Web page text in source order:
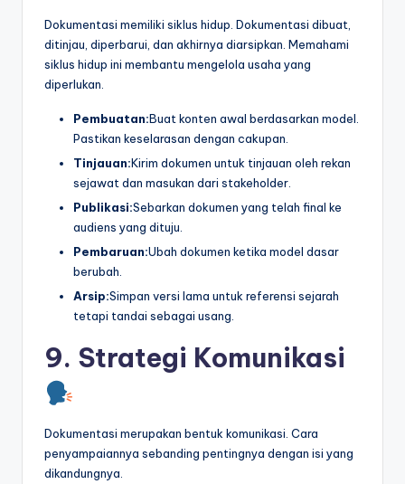
Dokumentasi memiliki siklus hidup. Dokumentasi dibuat,
ditinjau, diperbarui, dan akhirnya diarsipkan. Memahami
siklus hidup ini membantu mengelola usaha yang
diperlukan.
Pembuatan:Buat konten awal berdasarkan model.
Pastikan keselarasan dengan cakupan.
Tinjauan:Kirim dokumen untuk tinjauan oleh rekan
sejawat dan masukan dari stakeholder.
Publikasi:Sebarkan dokumen yang telah final ke
audiens yang dituju.
Pembaruan:Ubah dokumen ketika model dasar
berubah.
Arsip:Simpan versi lama untuk referensi sejarah
tetapi tandai sebagai usang.
9. Strategi Komunikasi
Dokumentasi merupakan bentuk komunikasi. Cara
penyampaiannya sebanding pentingnya dengan isi yang
dikandungnya.